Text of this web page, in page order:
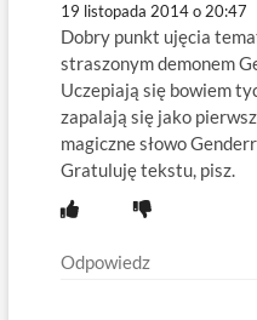
19 listopada 2014 o 20:47
Dobry punkt ujęcia
straszonym demonem
Uczepiają się bowiem
zapalają się jako
magiczne słowo
Gratuluję tekstu, pisz.
Odpowiedz